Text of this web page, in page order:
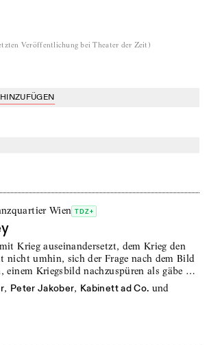
Veröffentlichung bei Theater der Zeit )
Wien TDZ+
Krieg auseinandersetzt, dem Krieg den
nicht umhin, sich der Frage nach dem Bild
einem Kriegsbild nachzuspüren als gäbe …
, Peter Jakober, Kabinett ad Co. und